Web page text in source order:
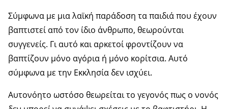
Σύμφωνα με μια λαϊκή παράδοση τα παιδιά που έχουν
βαπτιστεί από τον ίδιο άνθρωπο, θεωρούνται
συγγενείς. Γι αυτό και αρκετοί φροντίζουν να
βαπτίζουν μόνο αγόρια ή μόνο κορίτσια. Αυτό
σύμφωνα με την Εκκλησία δεν ισχύει.
Αυτονόητο ωστόσο θεωρείται το γεγονός πως ο νονός